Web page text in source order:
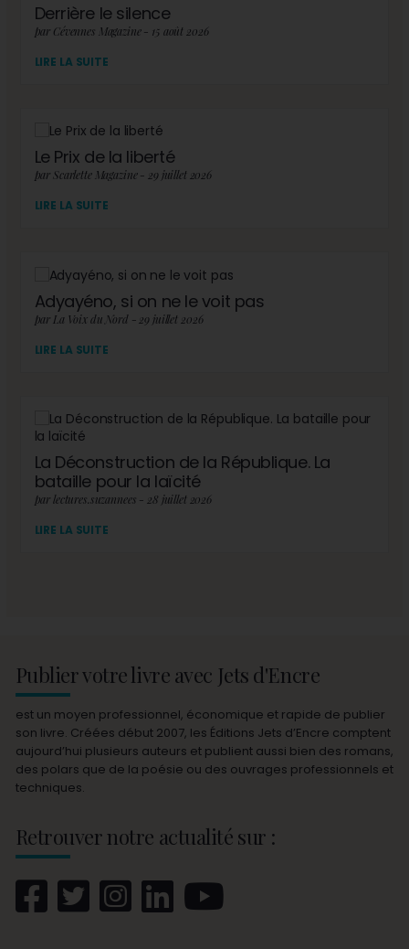
Derrière le silence
par Cévennes Magazine - 15 août 2026
LIRE LA SUITE
Le Prix de la liberté
par Scarlette Magazine - 29 juillet 2026
LIRE LA SUITE
Adyayéno, si on ne le voit pas
par La Voix du Nord - 29 juillet 2026
LIRE LA SUITE
La Déconstruction de la République. La
bataille pour la laïcité
par lectures.suzannees - 28 juillet 2026
LIRE LA SUITE
Publier votre livre avec Jets d'Encre
est un moyen professionnel, économique et rapide de publier
son livre. Créées début 2007, les Éditions Jets d’Encre comptent
aujourd’hui plusieurs auteurs et publient aussi bien des romans,
des polars que de la poésie ou des ouvrages professionnels et
techniques.
Retrouver notre actualité sur :